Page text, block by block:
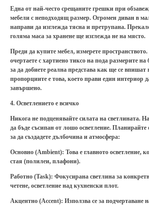
Една от най-често срещаните грешки при
мебели с неподходящ размер. Огромен диван в
направи да изглежда тясна и претрупана.
голяма маса за хранене ще изглежда не на място.
Преди да купите мебел, измерете
очертаете с хартиено тиксо на пода размерите
за да добиете реална представа как ще се впишат
пропорциите е това, което прави един интериор
завършено.
4. Осветлението е всичко
Никога не подценявайте силата на светлината.
да бъде съсипан от лошо осветление. Планирайте
за да създадете дълбочина и атмосфера:
Основно (Ambient): Това е главното осветление,
стая (полилеи, плафони).
Работно (Task): Фокусирана светлина за
четене, осветление над кухненски плот.
Акцентно (Accent): Използва се за подчертаване